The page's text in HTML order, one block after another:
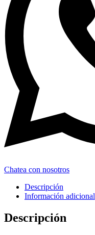
Chatea con nosotros
Descripción
Información adicional
Descripción